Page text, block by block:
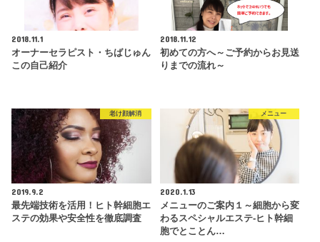
2018.11.1
オーナーセラピスト・ちばじゅん
この自己紹介
2018.11.12
初めての方へ～ご予約からお見送
りまでの流れ～
老け顔解消
2019.9.2
最先端技術を活用！ヒト幹細胞エ
ステの効果や安全性を徹底調査
メニュー
2020.1.13
メニューのご案内１～細胞から変
わるスペシャルエステ‐ヒト幹細
胞でとことん…